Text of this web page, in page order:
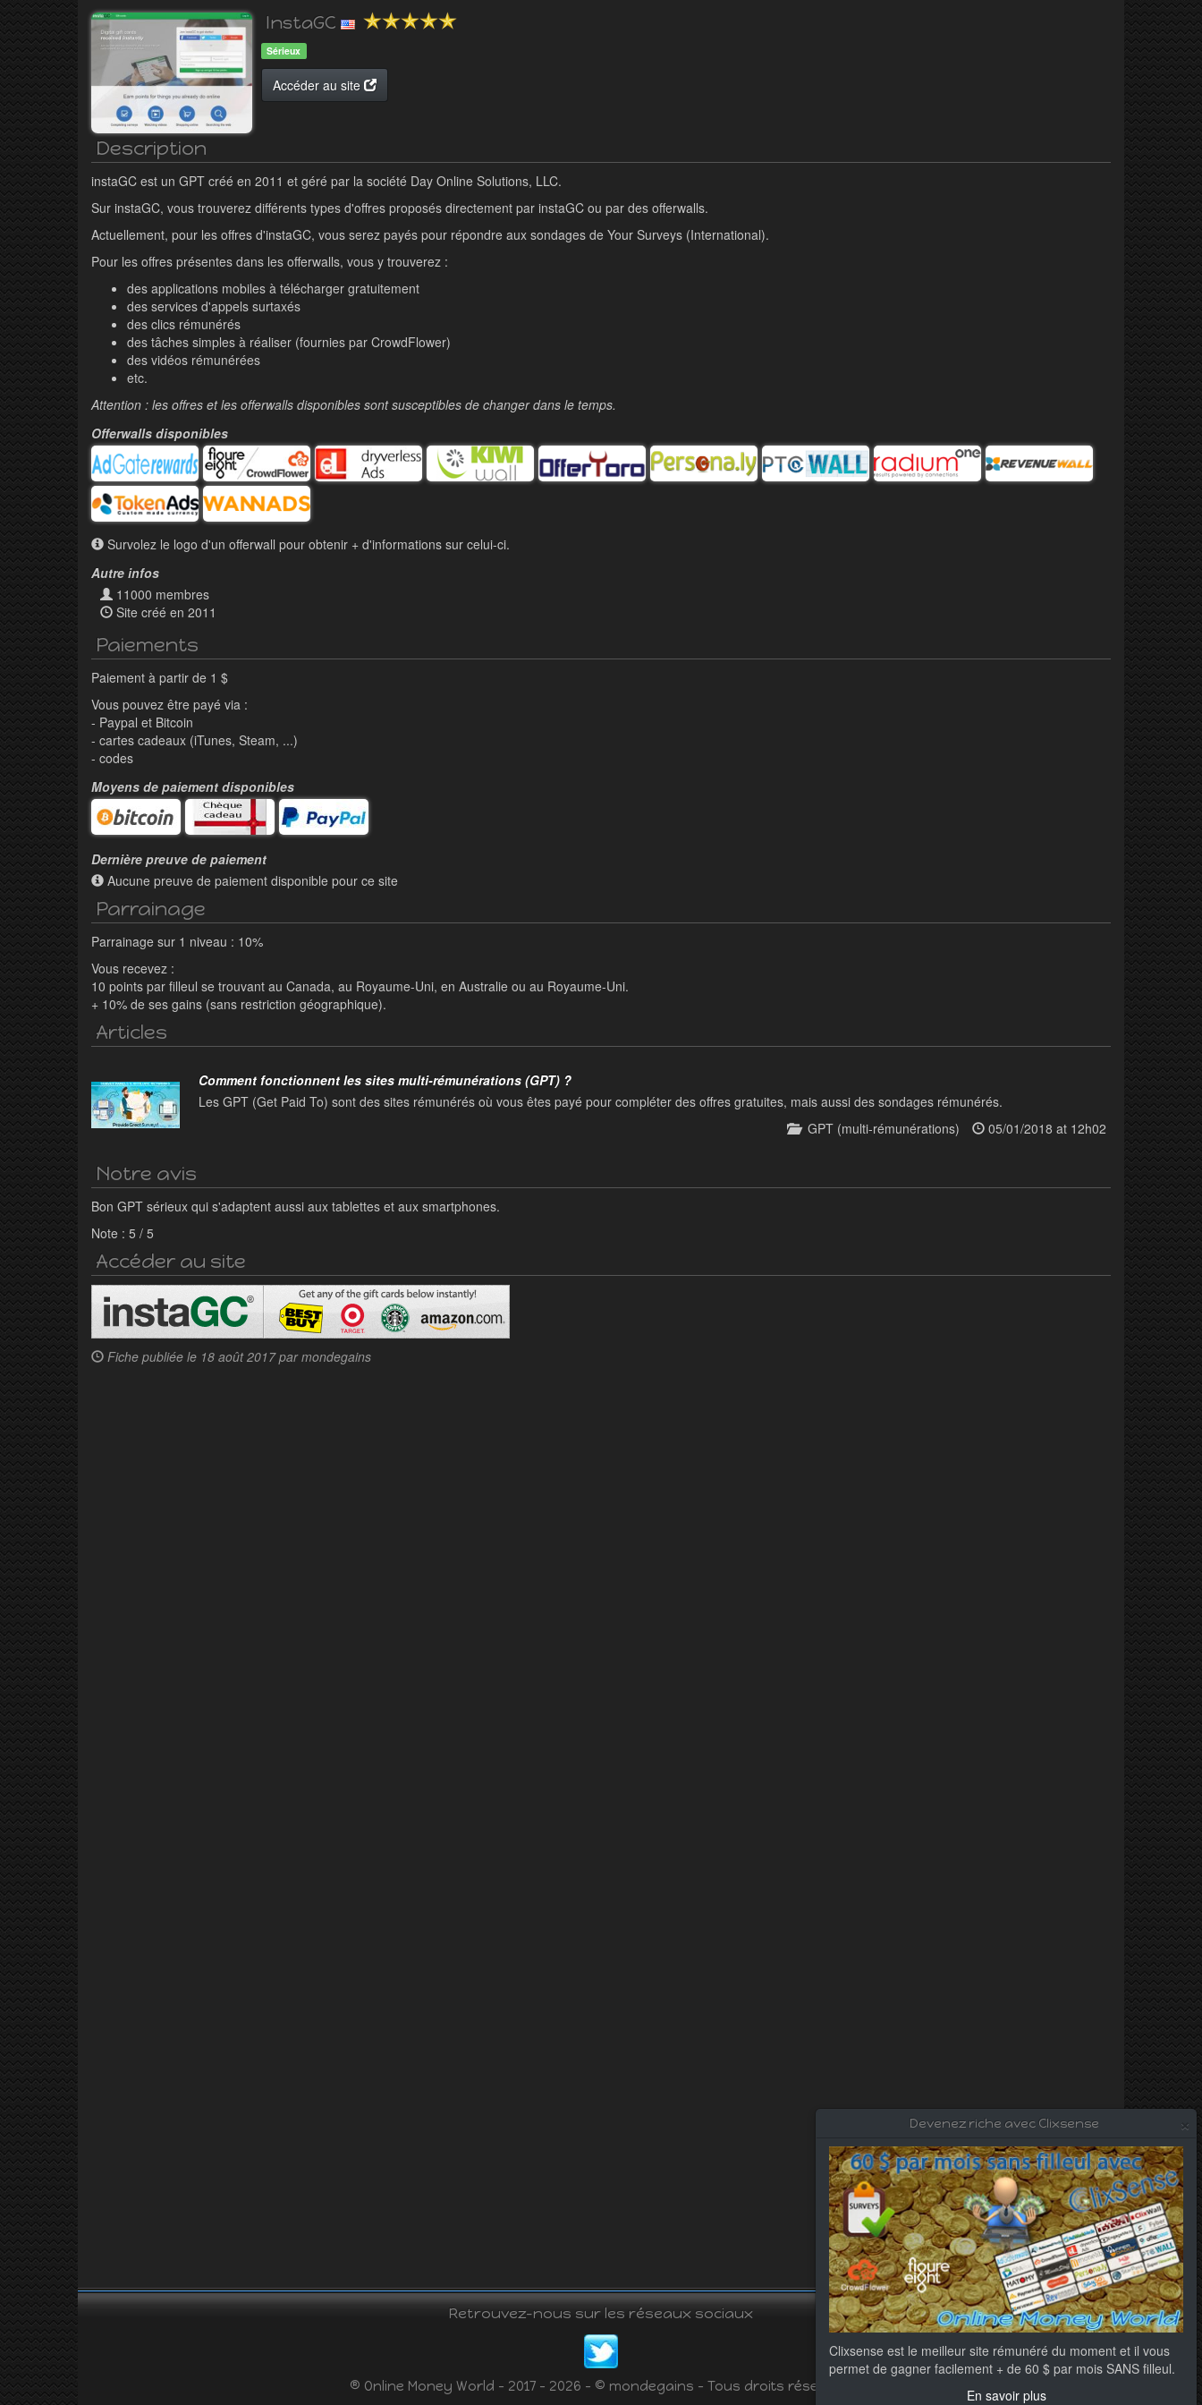
InstaGC
Sérieux
Accéder au site
Description
instaGC est un GPT créé en 2011 et géré par la société Day Online Solutions, LLC.
Sur instaGC, vous trouverez différents types d'offres proposés directement par instaGC ou par des offerwalls.
Actuellement, pour les offres d'instaGC, vous serez payés pour répondre aux sondages de Your Surveys (International).
Pour les offres présentes dans les offerwalls, vous y trouverez :
des applications mobiles à télécharger gratuitement
des services d'appels surtaxés
des clics rémunérés
des tâches simples à réaliser (fournies par CrowdFlower)
des vidéos rémunérées
etc.
Attention : les offres et les offerwalls disponibles sont susceptibles de changer dans le temps.
Offerwalls disponibles
Survolez le logo d'un offerwall pour obtenir + d'informations sur celui-ci.
Autre infos
11000 membres
Site créé en 2011
Paiements
Paiement à partir de 1 $
Vous pouvez être payé via :
- Paypal et Bitcoin
- cartes cadeaux (iTunes, Steam, ...)
- codes
Moyens de paiement disponibles
Dernière preuve de paiement
Aucune preuve de paiement disponible pour ce site
Parrainage
Parrainage sur 1 niveau : 10%
Vous recevez :
10 points par filleul se trouvant au Canada, au Royaume-Uni, en Australie ou au Royaume-Uni.
+ 10% de ses gains (sans restriction géographique).
Articles
Comment fonctionnent les sites multi-rémunérations (GPT) ?
Les GPT (Get Paid To) sont des sites rémunérés où vous êtes payé pour compléter des offres gratuites, mais aussi des sondages rémunérés.
GPT (multi-rémunérations)
05/01/2018 at 12h02
Notre avis
Bon GPT sérieux qui s'adaptent aussi aux tablettes et aux smartphones.
Note : 5 / 5
Accéder au site
Fiche publiée le 18 août 2017 parmondegains
Retrouvez-nous sur les réseaux sociaux
® Online Money World - 2017 - 2026 - © mondegains - Tous droits réservés.
×
Devenez riche avec Clixsense
Clixsense est le meilleur site rémunéré du moment et il vous
permet de gagner facilement + de 60 $ par mois SANS filleul.
En savoir plus